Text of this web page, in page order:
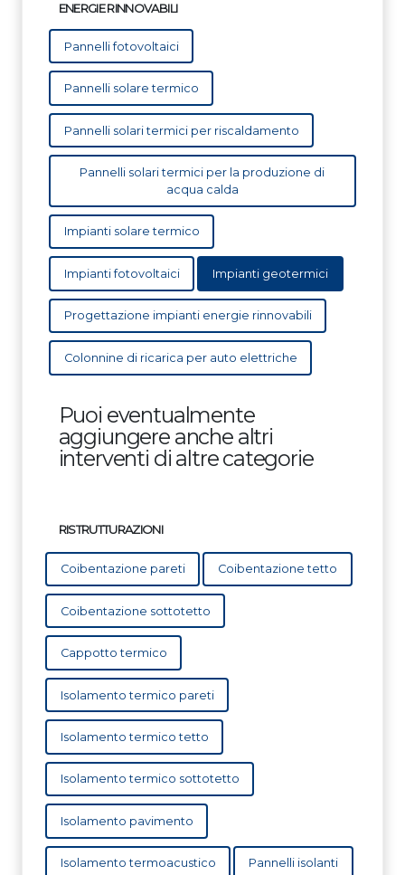
ENERGIE RINNOVABILI
Pannelli fotovoltaici
Pannelli solare termico
Pannelli solari termici per riscaldamento
Pannelli solari termici per la produzione di
acqua calda
Impianti solare termico
Impianti fotovoltaici Impianti geotermici
Progettazione impianti energie rinnovabili
Colonnine di ricarica per auto elettriche
Puoi eventualmente
aggiungere anche altri
interventi di altre categorie
RISTRUTTURAZIONI
Coibentazione pareti Coibentazione tetto
Coibentazione sottotetto
Cappotto termico
Isolamento termico pareti
Isolamento termico tetto
Isolamento termico sottotetto
Isolamento pavimento
Isolamento termoacustico Pannelli isolanti